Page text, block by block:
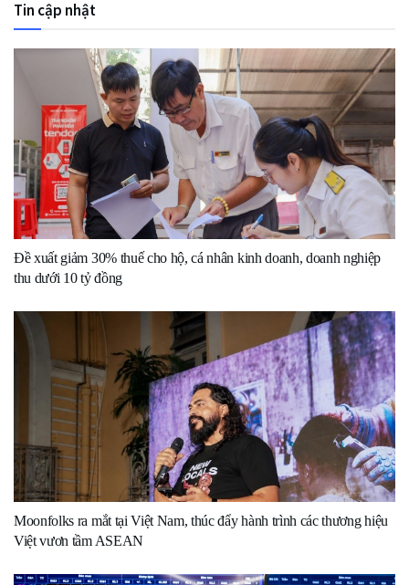
Tin cập nhật
Đề xuất giảm 30% thuế cho hộ, cá nhân kinh doanh, doanh nghiệp
thu dưới 10 tỷ đồng
Moonfolks ra mắt tại Việt Nam, thúc đẩy hành trình các thương hiệu
Việt vươn tầm ASEAN